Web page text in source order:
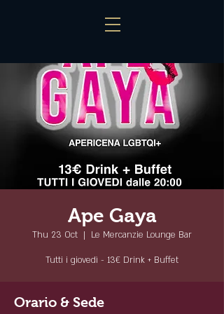
Ape Gaya
Thu 23 Oct
  |
Le Mercanzie Lounge Bar
Tutti i giovedì - 13€ Drink + Buffet
Orario & Sede